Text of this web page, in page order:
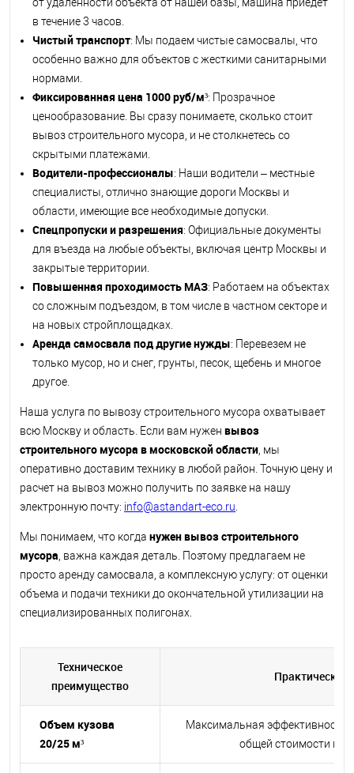
в течение 3 часов.
Чистый транспорт: Мы подаем чистые самосвалы, что
особенно важно для объектов с жесткими санитарными
нормами.
Фиксированная цена 1000 руб/м³: Прозрачное
ценообразование. Вы сразу понимаете, сколько стоит
вывоз строительного мусора, и не столкнетесь со
скрытыми платежами.
Водители-профессионалы: Наши водители – местные
специалисты, отлично знающие дороги Москвы и
области, имеющие все необходимые допуски.
Спецпропуски и разрешения: Официальные документы
для въезда на любые объекты, включая центр Москвы и
закрытые территории.
Повышенная проходимость МАЗ: Работаем на объектах
со сложным подъездом, в том числе в частном секторе и
на новых стройплощадках.
Аренда самосвала под другие нужды: Перевезем не
только мусор, но и снег, грунты, песок, щебень и многое
другое.
Наша услуга по вывозу строительного мусора охватывает
всю Москву и область. Если вам нужен вывоз
строительного мусора в московской области , мы
оперативно доставим технику в любой район. Точную цену и
расчет на вывоз можно получить по заявке на нашу
электронную почту: info@astandart-eco.ru
Мы понимаем, что когда нужен вывоз строительного
мусора , важна каждая деталь. Поэтому предлагаем не
просто аренду самосвала, а комплексную услугу: от оценки
объема и подачи техники до окончательной утилизации на
специализированных полигонах.
Техническое
преимущество
Практическая
Объем кузова
20/25 м³
Максимальная эффективность
общей стоимости